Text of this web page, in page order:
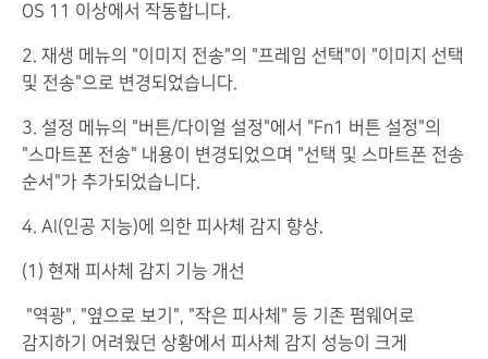
OS 11 이상에서 작동합니다.
2. 재생 메뉴의 "이미지 전송"의 "프레임 선택"이 "이미지 선택
및 전송"으로 변경되었습니다.
3. 설정 메뉴의 "버튼/다이얼 설정"에서 "Fn1 버튼 설정"의
"스마트폰 전송" 내용이 변경되었으며 "선택 및 스마트폰 전송
순서"가 추가되었습니다.
4. AI(인공 지능)에 의한 피사체 감지 향상.
(1) 현재 피사체 감지 기능 개선
"역광", "옆으로 보기", "작은 피사체" 등 기존 펌웨어로
감지하기 어려웠던 상황에서 피사체 감지 성능이 크게